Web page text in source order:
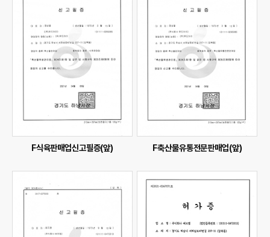
F식육판매업신고필증(앞) F축산물유통전문판매업(앞)